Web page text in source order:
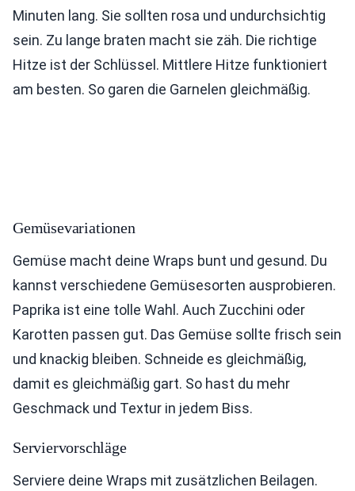
Minuten lang. Sie sollten rosa und undurchsichtig
sein. Zu lange braten macht sie zäh. Die richtige
Hitze ist der Schlüssel. Mittlere Hitze funktioniert
am besten. So garen die Garnelen gleichmäßig.
Gemüsevariationen
Gemüse macht deine Wraps bunt und gesund. Du
kannst verschiedene Gemüsesorten ausprobieren.
Paprika ist eine tolle Wahl. Auch Zucchini oder
Karotten passen gut. Das Gemüse sollte frisch sein
und knackig bleiben. Schneide es gleichmäßig,
damit es gleichmäßig gart. So hast du mehr
Geschmack und Textur in jedem Biss.
Serviervorschläge
Serviere deine Wraps mit zusätzlichen Beilagen.